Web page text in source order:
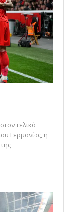
τελικό
Γερμανίας, η